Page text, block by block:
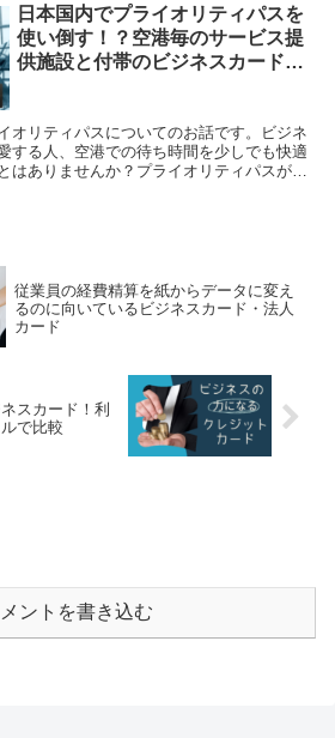
日本国内でプライオリティパスを
使い倒す！？空港毎のサービス提
供施設と付帯のビジネスカード・
オリティパスについてのお話です。ビジネ
する人、空港での待ち時間を少しでも快適
はありませんか？プライオリティパスがあ
従業員の経費精算を紙からデータに変え
るのに向いているビジネスカード・法人
カード
スカード！利
で比較
ントを書き込む